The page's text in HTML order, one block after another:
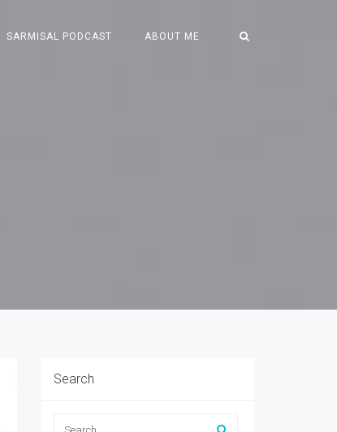
SARMISAL PODCAST ABOUT ME
Search